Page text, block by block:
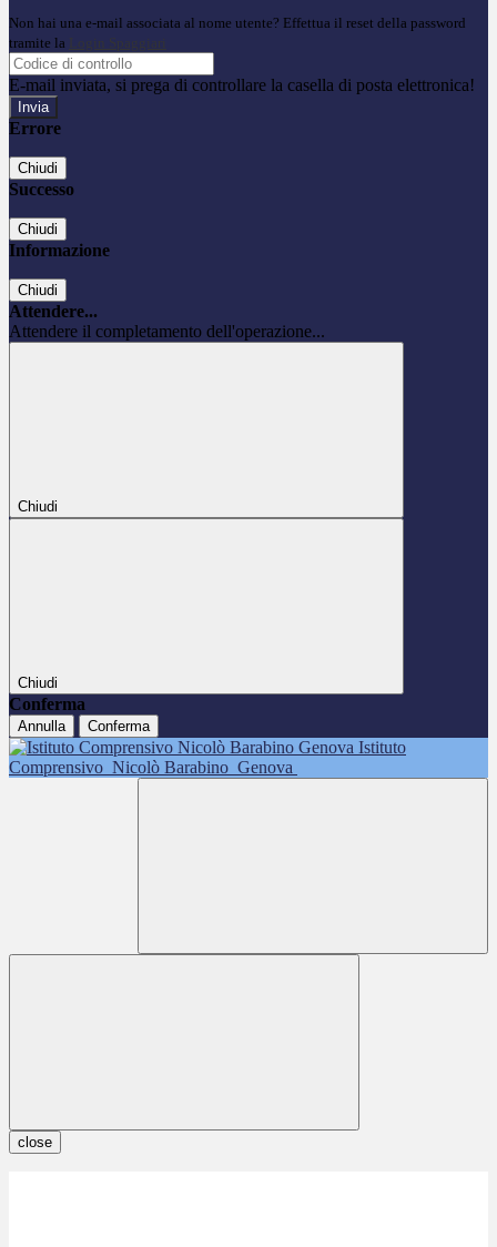
Non hai una e-mail associata al nome utente? Effettua il reset della password
tramite la Login Spaggiari
E-mail inviata, si prega di controllare la casella di posta elettronica!
Errore
Chiudi
Successo
Chiudi
Informazione
Chiudi
Attendere...
Attendere il completamento dell'operazione...
Chiudi
Chiudi
Conferma
Annulla Conferma
Istituto
Comprensivo Nicolò Barabino Genova
close